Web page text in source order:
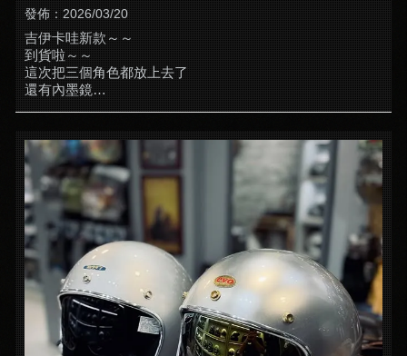
全帽】
發佈：2026/03/20
吉伊卡哇新款～～
到貨啦～～
這次把三個角色都放上去了
還有內墨鏡